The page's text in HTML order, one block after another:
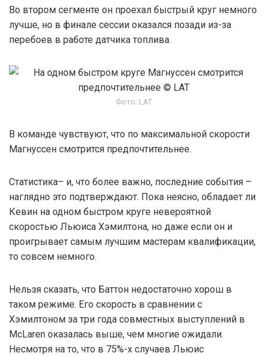
Во втором сегменте он проехал быстрый круг немного
лучше, но в финале сессии оказался позади из-за
перебоев в работе датчика топлива.
Фото: LAT
В команде чувствуют, что по максимальной скорости
Магнуссен смотрится предпочтительнее.
Статистика– и, что более важно, последние события –
наглядно это подтверждают. Пока неясно, обладает ли
Кевин на одном быстром круге невероятной
скоростью Льюиса Хэмилтона, но даже если он и
проигрывает самым лучшим мастерам квалификации,
то совсем немного.
Нельзя сказать, что Баттон недостаточно хорош в
таком режиме. Его скорость в сравнении с
Хэмилтоном за три года совместных выступлений в
McLaren оказалась выше, чем многие ожидали.
Несмотря на то, что в 75%-х случаев Льюис